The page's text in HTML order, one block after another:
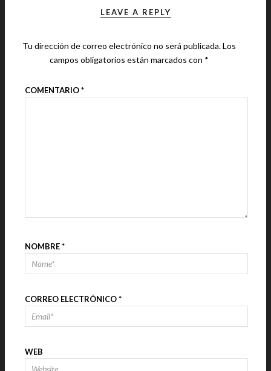
LEAVE A REPLY
Tu dirección de correo electrónico no será publicada.Los
campos obligatorios están marcados con *
COMENTARIO*
NOMBRE*
CORREO ELECTRÓNICO*
WEB